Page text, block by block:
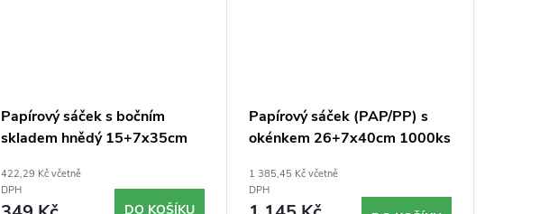
Papírový sáček s bočním
skladem hnědý 15+7x35cm
422,29 Kč včetně
DPH
DO KOŠÍKU
Papírový sáček (PAP/PP) s
okénkem 26+7x40cm 1000ks
1 385,45 Kč včetně
DPH